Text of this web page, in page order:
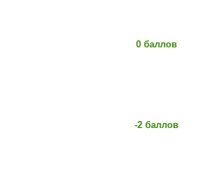
0 баллов
-2 баллов